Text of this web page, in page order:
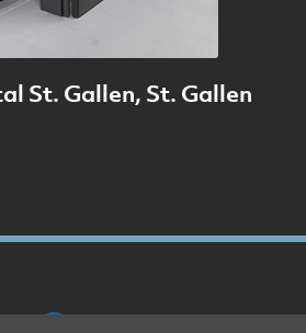
St. Gallen, St. Gallen